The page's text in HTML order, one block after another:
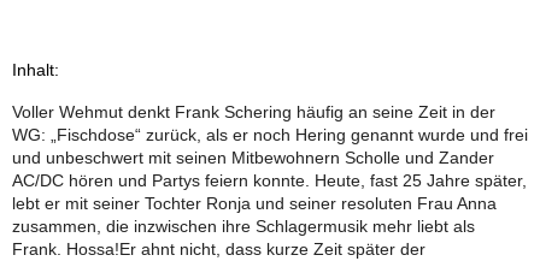
Träumers
Alt zu sein dagegen sehr!
Gegessen wird zuhause
Inhalt:
Voller Wehmut denkt Frank Schering häufig an seine Zeit in der
WG: „Fischdose“ zurück, als er noch Hering genannt wurde und frei
und unbeschwert mit seinen Mitbewohnern Scholle und Zander
AC/DC hören und Partys feiern konnte. Heute, fast 25 Jahre später,
lebt er mit seiner Tochter Ronja und seiner resoluten Frau Anna
zusammen, die inzwischen ihre Schlagermusik mehr liebt als
Frank. Hossa!Er ahnt nicht, dass kurze Zeit später der